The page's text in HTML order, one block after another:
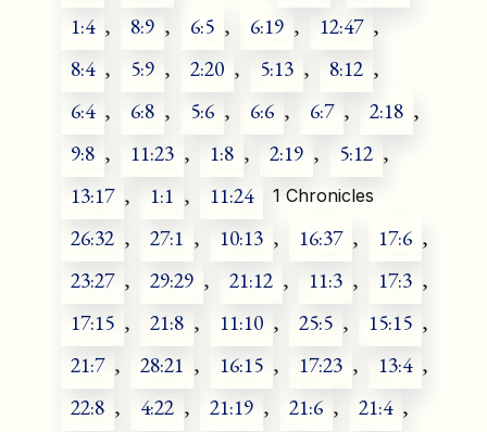
1:4 , 8:9 , 6:5 , 6:19 , 12:47 ,
8:4 , 5:9 , 2:20 , 5:13 , 8:12 ,
6:4 , 6:8 , 5:6 , 6:6 , 6:7 , 2:18 ,
9:8 , 11:23 , 1:8 , 2:19 , 5:12 ,
13:17 , 1:1 , 11:24 1 Chronicles
26:32 , 27:1 , 10:13 , 16:37 , 17:6 ,
23:27 , 29:29 , 21:12 , 11:3 , 17:3 ,
17:15 , 21:8 , 11:10 , 25:5 , 15:15 ,
21:7 , 28:21 , 16:15 , 17:23 , 13:4 ,
22:8 , 4:22 , 21:19 , 21:6 , 21:4 ,